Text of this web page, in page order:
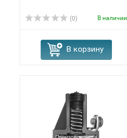
(0) В наличии
В корзину